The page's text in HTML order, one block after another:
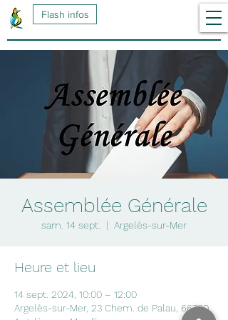
Flash infos
Assemblée Générale
sam. 14 sept.
  |
Argelès-sur-Mer
Heure et lieu
14 sept. 2024, 10:00 – 12:00
Argelès-sur-Mer, 23 Chem. de Palau, 66700